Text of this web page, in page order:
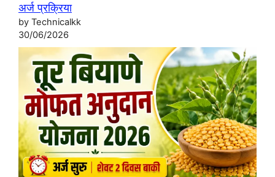
अर्ज प्रक्रिया
by Technicalkk
30/06/2026